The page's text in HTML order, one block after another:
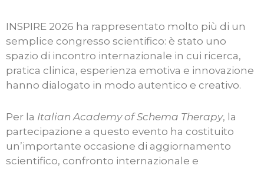
INSPIRE 2026 ha rappresentato molto più di un
semplice congresso scientifico: è stato uno
spazio di incontro internazionale in cui ricerca,
pratica clinica, esperienza emotiva e innovazione
hanno dialogato in modo autentico e creativo.
Per la Italian Academy of Schema Therapy, la
partecipazione a questo evento ha costituito
un’importante occasione di aggiornamento
scientifico, confronto internazionale e